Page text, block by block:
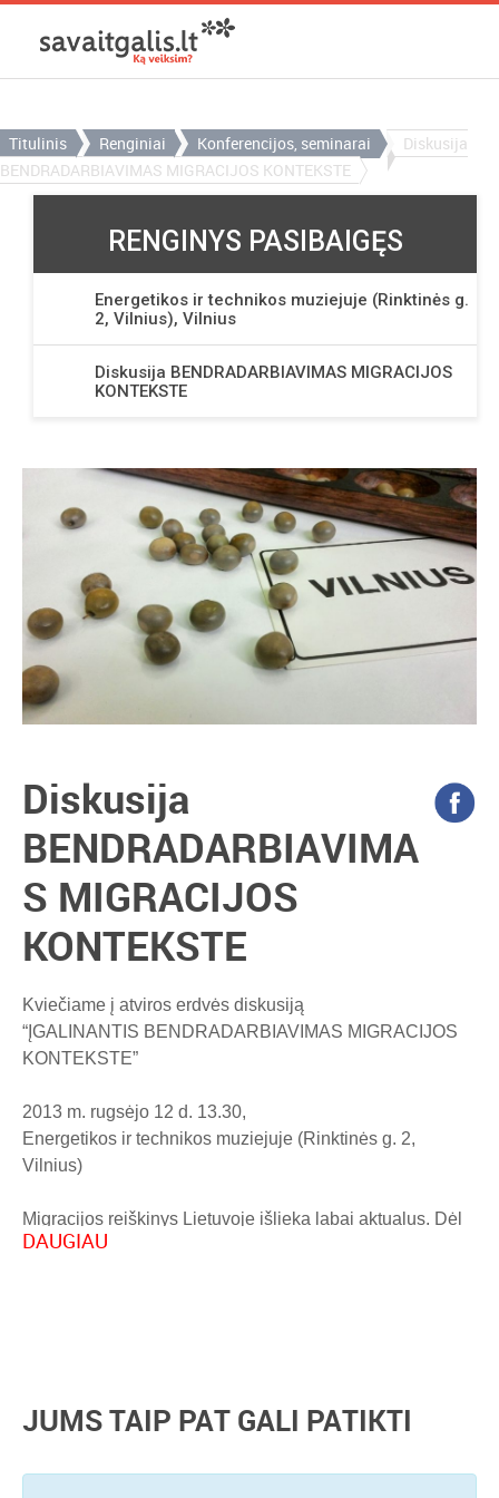
Titulinis Renginiai Konferencijos, seminarai
Diskusija
BENDRADARBIAVIMAS MIGRACIJOS KONTEKSTE
Diskusija
BENDRADARBIAVIMA
S MIGRACIJOS
KONTEKSTE
Kviečiame į atviros erdvės diskusiją
“ĮGALINANTIS BENDRADARBIAVIMAS MIGRACIJOS
KONTEKSTE”
2013 m. rugsėjo 12 d. 13.30,
Energetikos ir technikos muziejuje (Rinktinės g. 2,
Vilnius)
Migracijos reiškinys Lietuvoje išlieka labai aktualus. Dėl
jos keliamų iššūkių visuomenėje neišvengiamai auga
atstumą.
pokyčius šeimoje reaguoja vaikai, kurie dar negali patys
DAUGIAU
JUMS TAIP PAT GALI PATIKTI
RENGINYS PASIBAIGĘS
Energetikos ir technikos muziejuje (Rinktinės g.
2, Vilnius), Vilnius
Diskusija BENDRADARBIAVIMAS MIGRACIJOS
KONTEKSTE